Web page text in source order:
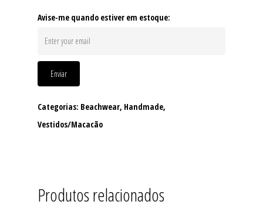
Avise-me quando estiver em estoque:
Enviar
Categorias: Beachwear, Handmade,
Vestidos/Macacão
Produtos relacionados